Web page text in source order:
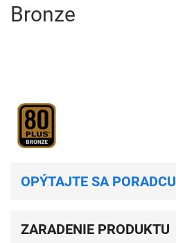
Bronze
OPÝTAJTE SA PORADCU
ZARADENIE PRODUKTU